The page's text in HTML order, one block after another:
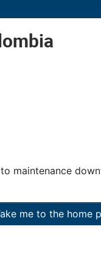
maintenance
me to the home